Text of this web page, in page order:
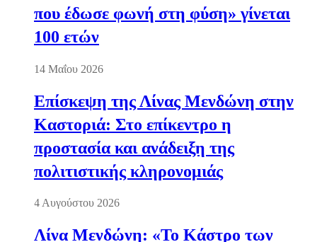
που έδωσε φωνή στη φύση» γίνεται
100 ετών
14 Μαΐου 2026
Επίσκεψη της Λίνας Μενδώνη στην
Καστοριά: Στο επίκεντρο η
προστασία και ανάδειξη της
πολιτιστικής κληρονομιάς
4 Αυγούστου 2026
Λίνα Μενδώνη: «Το Κάστρο των